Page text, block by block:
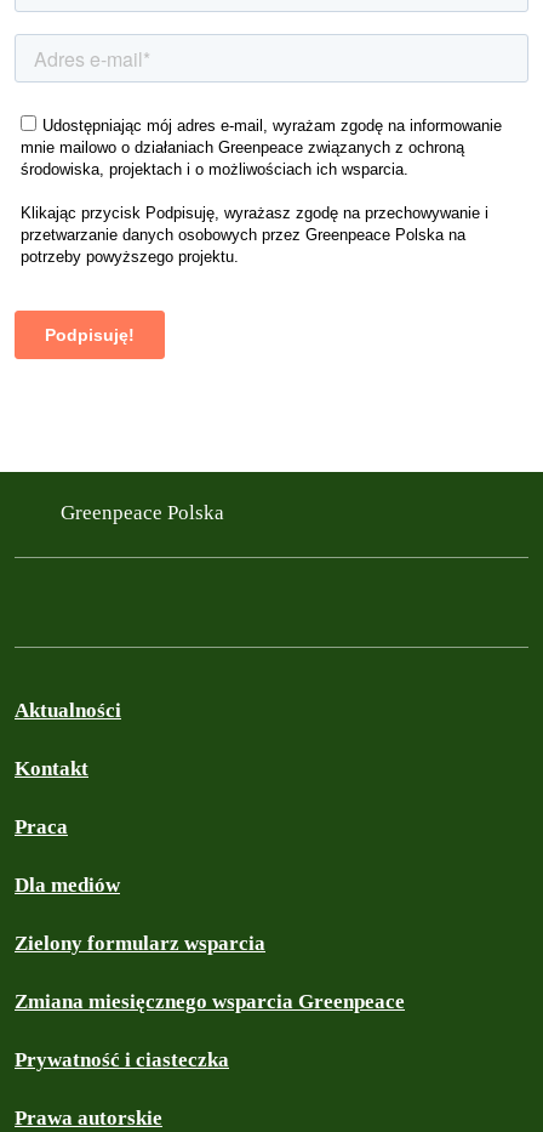
Greenpeace Polska
Aktualności
Kontakt
Praca
Dla mediów
Zielony formularz wsparcia
Zmiana miesięcznego wsparcia Greenpeace
Prywatność i ciasteczka
Prawa autorskie